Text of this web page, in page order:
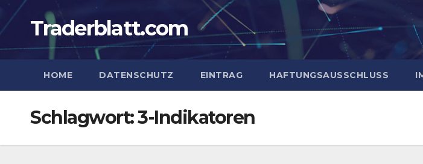
Zum
Inhalt
springen
Traderblatt.com
HOME DATENSCHUTZ EINTRAG HAFTUNGSAUSSCHLUSS
Schlagwort:3-Indikatoren